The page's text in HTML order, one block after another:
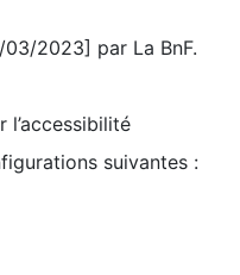
2023] par La BnF.
l’accessibilité
suivantes :